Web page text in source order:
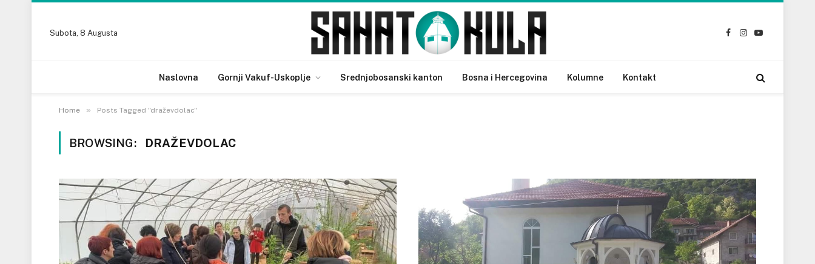
Subota, 8 Augusta
Facebook
Instagram
YouTube
Naslovna Gornji Vakuf-Uskoplje Srednjobosanski kanton Bosna i Hercegovina Kolumne Kontakt
Home » Posts Tagged "draževdolac"
BROWSING: DRAŽEVDOLAC